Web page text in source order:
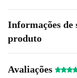
Informações de
produto
Avaliações